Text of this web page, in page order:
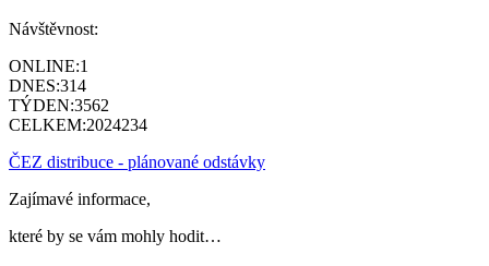
Návštěvnost:
ONLINE:1
DNES:314
TÝDEN:3562
CELKEM:2024234
ČEZ distribuce - plánované odstávky
Zajímavé informace,
které by se vám mohly hodit…